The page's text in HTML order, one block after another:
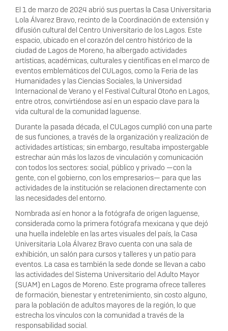
El 1 de marzo de 2024 abrió sus puertas la Casa Universitaria
Lola Álvarez Bravo, recinto de la Coordinación de extensión y
difusión cultural del Centro Universitario de los Lagos. Este
espacio, ubicado en el corazón del centro histórico de la
ciudad de Lagos de Moreno, ha albergado actividades
artísticas, académicas, culturales y científicas en el marco de
eventos emblemáticos del CULagos, como la Feria de las
Humanidades y las Ciencias Sociales, la Universidad
Internacional de Verano y el Festival Cultural Otoño en Lagos,
entre otros, convirtiéndose así en un espacio clave para la
vida cultural de la comunidad laguense.
Durante la pasada década, el CULagos cumplió con una parte
de sus funciones, a través de la organización y realización de
actividades artísticas; sin embargo, resultaba impostergable
estrechar aún más los lazos de vinculación y comunicación
con todos los sectores: social, público y privado —con la
gente, con el gobierno, con los empresarios— para que las
actividades de la institución se relacionen directamente con
las necesidades del entorno.
Nombrada así en honor a la fotógrafa de origen laguense,
considerada como la primera fotógrafa mexicana y que dejó
una huella indeleble en las artes visuales del país, la Casa
Universitaria Lola Álvarez Bravo cuenta con una sala de
exhibición, un salón para cursos y talleres y un patio para
eventos. La casa es también la sede donde se llevan a cabo
las actividades del Sistema Universitario del Adulto Mayor
(SUAM) en Lagos de Moreno. Este programa ofrece talleres
de formación, bienestar y entretenimiento, sin costo alguno,
para la población de adultos mayores de la región, lo que
estrecha los vínculos con la comunidad a través de la
responsabilidad social.